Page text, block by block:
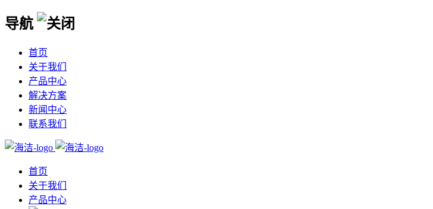
导航
首页
关于我们
产品中心
解决方案
新闻中心
联系我们
首页
关于我们
产品中心